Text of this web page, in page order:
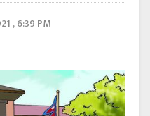
, 6:39 PM